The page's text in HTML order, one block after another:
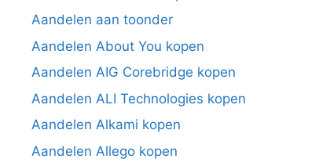
Aandelen aan toonder
Aandelen About You kopen
Aandelen AIG Corebridge kopen
Aandelen ALI Technologies kopen
Aandelen Alkami kopen
Aandelen Allego kopen